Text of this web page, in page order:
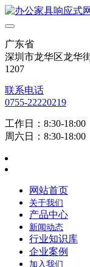
广东省
深圳市龙华区龙华
1207
联系电话
0755-22220219
工作日：8:30-18:00
周六日：8:30-18:00
网站首页
关于我们
产品中心
新闻动态
行业知识库
企业案例
加入我们